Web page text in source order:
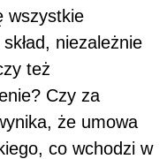
wszystkie
niezależnie
też
Czy za
że umowa
co wchodzi w